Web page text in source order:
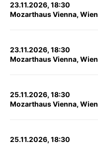
23.11.2026, 18:30
Mozarthaus Vienna, Wien
23.11.2026, 18:30
Mozarthaus Vienna, Wien
25.11.2026, 18:30
Mozarthaus Vienna, Wien
25.11.2026, 18:30